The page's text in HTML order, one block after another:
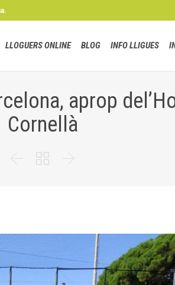
LLOGUERS ONLINE BLOG INFO LLIGUES
aprop
Cornellà
  